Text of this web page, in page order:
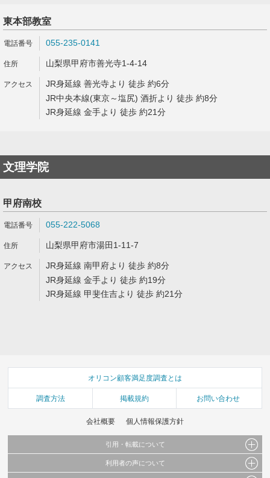
東本部教室
055-235-0141
山梨県甲府市善光寺1-4-14
JR身延線 善光寺より 徒歩 約6分
JR中央本線(東京～塩尻) 酒折より 徒歩 約8分
JR身延線 金手より 徒歩 約21分
文理学院
甲府南校
055-222-5068
山梨県甲府市湯田1-11-7
JR身延線 南甲府より 徒歩 約8分
JR身延線 金手より 徒歩 約19分
JR身延線 甲斐住吉より 徒歩 約21分
オリコン顧客満足度調査とは
調査方法 掲載規約 お問い合わせ
会社概要 個人情報保護方針
引用・転載について
当サイトで公開されている情報（文字、写真、イラスト、画像データ等）及びこれらの配
利用者の声について